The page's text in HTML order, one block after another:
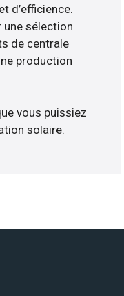
d’efficience.
une sélection
de centrale
production
vous puissiez
solaire.